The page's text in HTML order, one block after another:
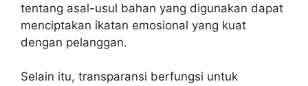
tentang asal-usul bahan yang digunakan dapat
menciptakan ikatan emosional yang kuat
dengan pelanggan.
Selain itu, transparansi berfungsi untuk